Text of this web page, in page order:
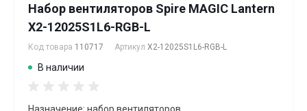
Набор вентиляторов Spire MAGIC Lantern
X2-12025S1L6-RGB-L
Код товара 110717 Артикул X2-12025S1L6-RGB-L
В наличии